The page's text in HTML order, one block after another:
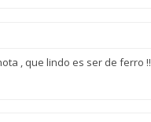
, que lindo es ser de ferro !!